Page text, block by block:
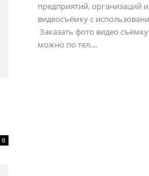
0
предприятий, организаций
видеосъёмку с
Заказать фото видео
можно по тел....